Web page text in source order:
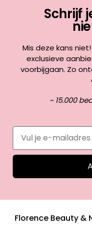
Schrijf
Mis deze kans
exclusieve
voorbijgaan. Zo
~ 15.000
Florence Beauty &